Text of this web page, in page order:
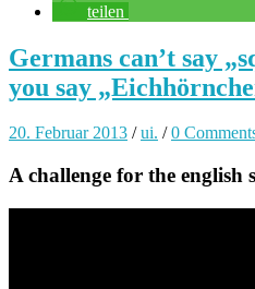
teilen
Germans can’t say
you say
20. Februar 2013 /ui. /0
A challenge for the english